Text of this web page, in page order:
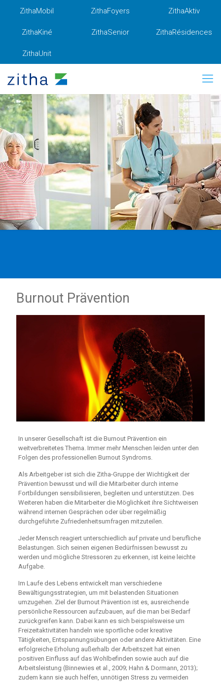
ZithaMobil ZithaFoyers ZithaAktiv
ZithaKiné ZithaSenior ZithaRésidences
ZithaUnit
Burnout Prävention
In unserer Gesellschaft ist die Burnout Prävention ein
weitverbreitetes Thema. Immer mehr Menschen leiden unter den
Folgen des professionellen Burnout Syndroms.
Als Arbeitgeber ist sich die Zitha-Gruppe der Wichtigkeit der
Prävention bewusst und will die Mitarbeiter durch interne
Fortbildungen sensibilisieren, begleiten und unterstützen. Des
Weiteren haben die Mitarbeiter die Möglichkeit ihre Sichtweisen
während internen Gesprächen oder über regelmäßig
durchgeführte Zufriedenheitsumfragen mitzuteilen.
Jeder Mensch reagiert unterschiedlich auf private und berufliche
Belastungen. Sich seinen eigenen Bedürfnissen bewusst zu
werden und mögliche Stressoren zu erkennen, ist keine leichte
Aufgabe.
Im Laufe des Lebens entwickelt man verschiedene
Bewältigungsstrategien, um mit belastenden Situationen
umzugehen. Ziel der Burnout Prävention ist es, ausreichende
persönliche Ressourcen aufzubauen, auf die man bei Bedarf
zurückgreifen kann. Dabei kann es sich beispielsweise um
Freizeitaktivitäten handeln wie sportliche oder kreative
Tätigkeiten, Entspannungsübungen oder andere Aktivitäten. Eine
erfolgreiche Erholung außerhalb der Arbeitszeit hat einen
positiven Einfluss auf das Wohlbefinden sowie auch auf die
Arbeitsleistung (Binnewies et al., 2009; Hahn & Dormann, 2013);
zudem kann sie auch helfen, unnötigen Stress zu vermeiden